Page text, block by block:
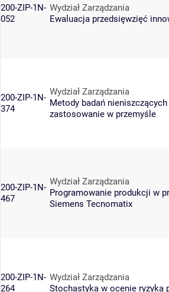
200-ZIP-1N-
052
Wydział Zarządzania
Ewaluacja przedsięwzięć
200-ZIP-1N-
374
Wydział Zarządzania
Metody badań
zastosowanie w przemyśle
200-ZIP-1N-
467
Wydział Zarządzania
Programowanie produkcji w
Siemens Tecnomatix
200-ZIP-1N-
264
Wydział Zarządzania
Stochastyka w ocenie ryzyka